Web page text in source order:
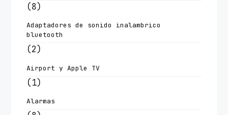
(8)
Adaptadores de sonido inalambrico
bluetooth
(2)
Airport y Apple TV
(1)
Alarmas